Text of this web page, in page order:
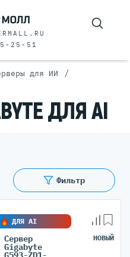
25-51
для ИИ /
ДЛЯ AI
Фильтр
ДЛЯ AI
Сервер
Gigabyte
НОВЫЙ